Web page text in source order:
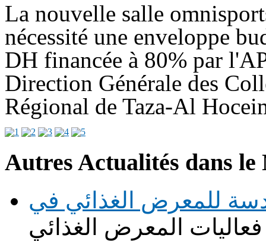
La nouvelle salle
nécessité une enveloppe
DH financée à 80% par
Direction Générale des
Régional de Taza-Al
Autres Actualités dans le
للمعرض الغذائي في
المعرض الغذائي